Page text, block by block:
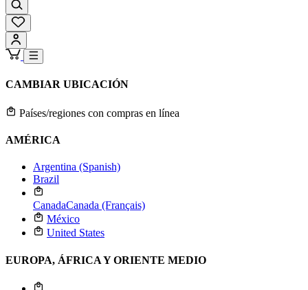
CAMBIAR UBICACIÓN
Países/regiones con compras en línea
AMÉRICA
Argentina (Spanish)
Brazil
CanadaCanada (Français)
México
United States
EUROPA, ÁFRICA Y ORIENTE MEDIO